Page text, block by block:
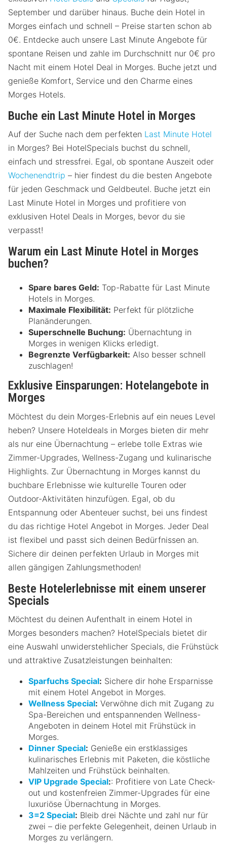
September und darüber hinaus. Buche dein Hotel in
Morges einfach und schnell – Preise starten schon ab
0€. Entdecke auch unsere Last Minute Angebote für
spontane Reisen und zahle im Durchschnitt nur 0€ pro
Nacht mit einem Hotel Deal in Morges. Buche jetzt und
genieße Komfort, Service und den Charme eines
Morges Hotels.
Buche ein Last Minute Hotel in Morges
Auf der Suche nach dem perfekten Last Minute Hotel
in Morges? Bei HotelSpecials buchst du schnell,
einfach und stressfrei. Egal, ob spontane Auszeit oder
Wochenendtrip – hier findest du die besten Angebote
für jeden Geschmack und Geldbeutel. Buche jetzt ein
Last Minute Hotel in Morges und profitiere von
exklusiven Hotel Deals in Morges, bevor du sie
verpasst!
Warum ein Last Minute Hotel in Morges
buchen?
Spare bares Geld: Top-Rabatte für Last Minute
Hotels in Morges.
Maximale Flexibilität: Perfekt für plötzliche
Planänderungen.
Superschnelle Buchung: Übernachtung in
Morges in wenigen Klicks erledigt.
Begrenzte Verfügbarkeit: Also besser schnell
zuschlagen!
Exklusive Einsparungen: Hotelangebote in
Morges
Möchtest du dein Morges-Erlebnis auf ein neues Level
heben? Unsere Hoteldeals in Morges bieten dir mehr
als nur eine Übernachtung – erlebe tolle Extras wie
Zimmer-Upgrades, Wellness-Zugang und kulinarische
Highlights. Zur Übernachtung in Morges kannst du
buchbare Erlebnisse wie kulturelle Touren oder
Outdoor-Aktivitäten hinzufügen. Egal, ob du
Entspannung oder Abenteuer suchst, bei uns findest
du das richtige Hotel Angebot in Morges. Jeder Deal
ist flexibel und passt sich deinen Bedürfnissen an.
Sichere dir deinen perfekten Urlaub in Morges mit
allen gängigen Zahlungsmethoden!
Beste Hotelerlebnisse mit einem unserer
Specials
Möchtest du deinen Aufenthalt in einem Hotel in
Morges besonders machen? HotelSpecials bietet dir
eine Auswahl unwiderstehlicher Specials, die Frühstück
und attraktive Zusatzleistungen beinhalten:
Sparfuchs Special: Sichere dir hohe Ersparnisse
mit einem Hotel Angebot in Morges.
Wellness Special: Verwöhne dich mit Zugang zu
Spa-Bereichen und entspannenden Wellness-
Angeboten in deinem Hotel mit Frühstück in
Morges.
Dinner Special: Genieße ein erstklassiges
kulinarisches Erlebnis mit Paketen, die köstliche
Mahlzeiten und Frühstück beinhalten.
VIP Upgrade Special:: Profitiere von Late Check-
out und kostenfreien Zimmer-Upgrades für eine
luxuriöse Übernachtung in Morges.
3=2 Special: Bleib drei Nächte und zahl nur für
zwei – die perfekte Gelegenheit, deinen Urlaub in
Morges zu verlängern.